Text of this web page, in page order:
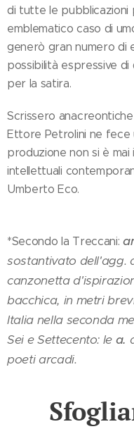
di tutte le pubblicazioni
emblematico caso di
generò gran numero di
possibilità espressive
per la satira.
Scrissero
Ettore Petrolini ne fece
produzione non si è
intellettuali
Umberto Eco.
*Secondo la Treccani:
sostantivato dell'agg.
canzonetta
bacchica, in metri
Italia nella seconda
Sei e Settecento: le a.
poeti arcadi.